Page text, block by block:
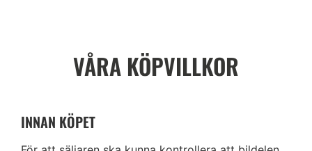
VÅRA KÖPVILLKOR
INNAN KÖPET